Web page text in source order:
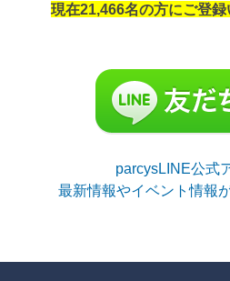
現在21,466名の方にご登録
parcysLINE公式
最新情報やイベント情報